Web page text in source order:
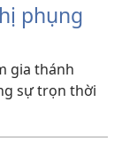
phụng
gia thánh
sự trọn thời